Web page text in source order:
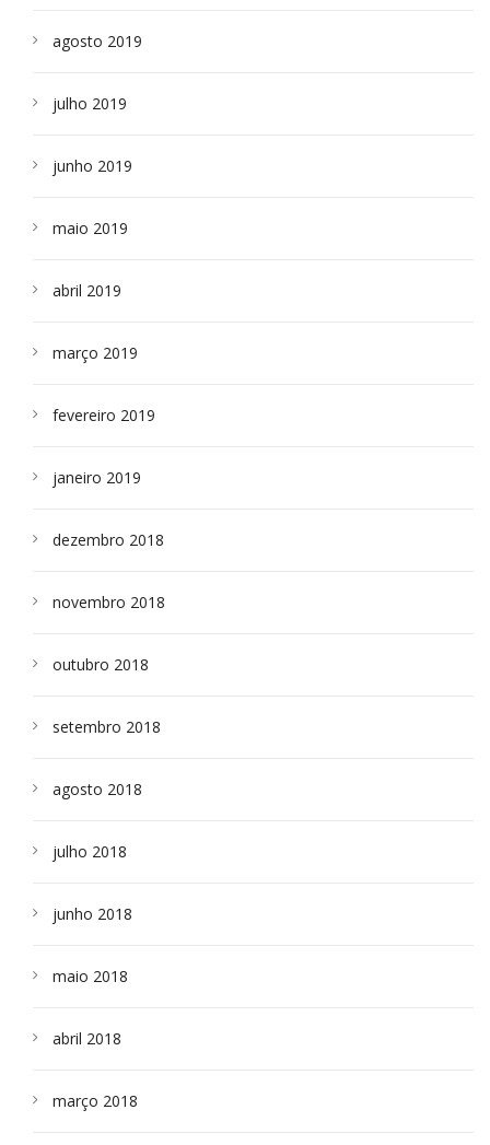
agosto 2019
julho 2019
junho 2019
maio 2019
abril 2019
março 2019
fevereiro 2019
janeiro 2019
dezembro 2018
novembro 2018
outubro 2018
setembro 2018
agosto 2018
julho 2018
junho 2018
maio 2018
abril 2018
março 2018